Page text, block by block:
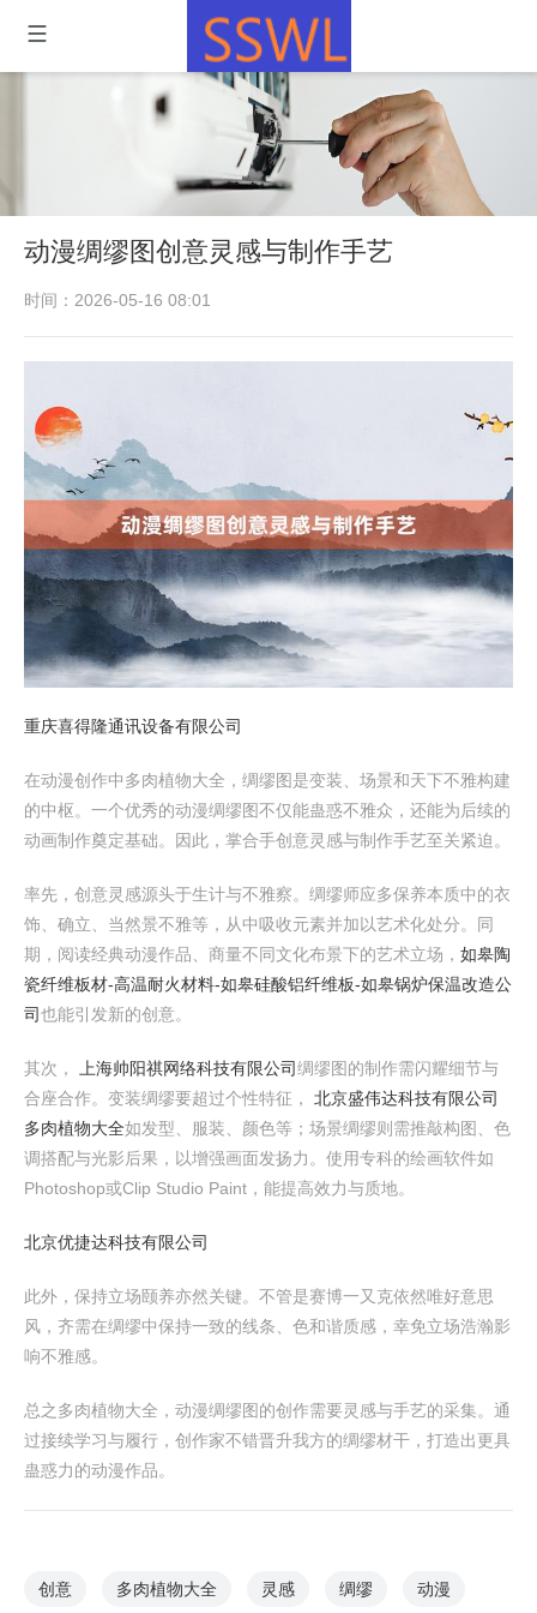
动漫绸缪图创意灵感与制作手艺
时间：2026-05-16 08:01
重庆喜得隆通讯设备有限公司
在动漫创作中多肉植物大全，绸缪图是变装、场景和天下不雅构建
的中枢。一个优秀的动漫绸缪图不仅能蛊惑不雅众，还能为后续的
动画制作奠定基础。因此，掌合手创意灵感与制作手艺至关紧迫。
率先，创意灵感源头于生计与不雅察。绸缪师应多保养本质中的衣
饰、确立、当然景不雅等，从中吸收元素并加以艺术化处分。同
期，阅读经典动漫作品、商量不同文化布景下的艺术立场， 如皋陶
瓷纤维板材-高温耐火材料-如皋硅酸铝纤维板-如皋锅炉保温改造公
司也能引发新的创意。
其次， 上海帅阳祺网络科技有限公司绸缪图的制作需闪耀细节与
合座合作。变装绸缪要超过个性特征， 北京盛伟达科技有限公司
多肉植物大全如发型、服装、颜色等；场景绸缪则需推敲构图、色
调搭配与光影后果，以增强画面发扬力。使用专科的绘画软件如
Photoshop或Clip Studio Paint，能提高效力与质地。
北京优捷达科技有限公司
此外，保持立场颐养亦然关键。不管是赛博一又克依然唯好意思
风，齐需在绸缪中保持一致的线条、色和谐质感，幸免立场浩瀚影
响不雅感。
总之多肉植物大全，动漫绸缪图的创作需要灵感与手艺的采集。通
过接续学习与履行，创作家不错晋升我方的绸缪材干，打造出更具
蛊惑力的动漫作品。
创意 多肉植物大全 灵感 绸缪 动漫